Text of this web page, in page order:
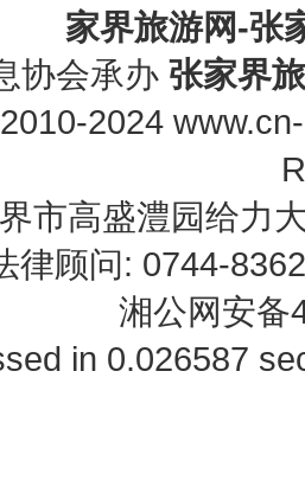
家界旅游网-张
协会承办 张家界
2024
市高盛澧园给力
律顾问: 0744-
湘公网安备
in 0.026587